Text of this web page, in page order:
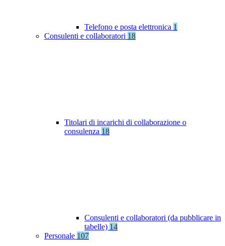
Telefono e posta elettronica 1
Consulenti e collaboratori 18
Titolari di incarichi di collaborazione o
consulenza 18
Consulenti e collaboratori (da pubblicare in
tabelle) 14
Personale 107